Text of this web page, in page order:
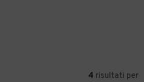
4 risultati per